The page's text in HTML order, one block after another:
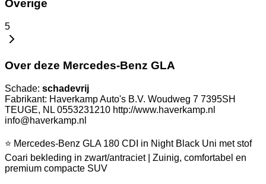
Overige
5
Over deze Mercedes-Benz GLA
Schade: schadevrij
Fabrikant: Haverkamp Auto's B.V. Woudweg 7 7395SH
TEUGE, NL 0553231210 http://www.haverkamp.nl
info@haverkamp.nl
⭐ Mercedes-Benz GLA 180 CDI in Night Black Uni met stof
Coari bekleding in zwart/antraciet | Zuinig, comfortabel en
premium compacte SUV